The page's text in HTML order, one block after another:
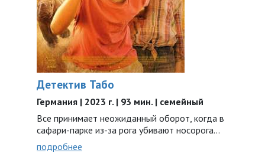
Детектив Табо
Германия | 2023 г. | 93 мин. | семейный
Все принимает неожиданный оборот, когда в
сафари-парке из-за рога убивают носорога…
подробнее